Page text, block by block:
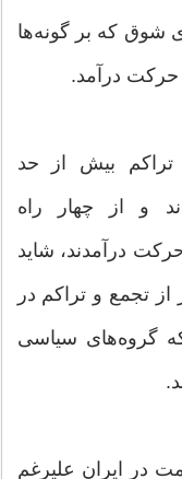
شوق که بر گونه‌ها
حرکت درآمد.
تراکم بیش از حد
و از چهار راه
درآمدند، شاید
تجمع و تراکم در
گروه‌های سیاسی
شب اقامت در ایران علیرغم